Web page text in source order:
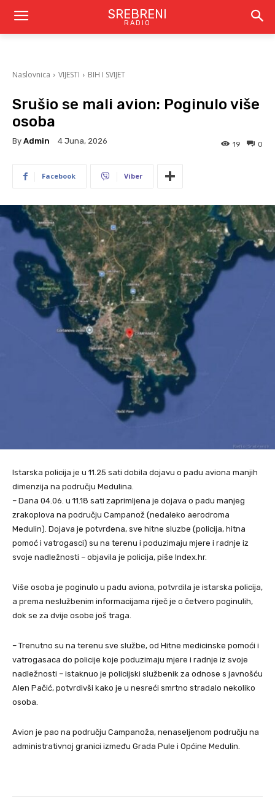
SREBRENI
RADIO
Naslovnica VIJESTI BIH I SVIJET
Srušio se mali avion: Poginulo više
osoba
By Admin 4 Juna, 2026 0
19
Facebook Viber
Istarska policija je u 11.25 sati dobila dojavu o padu aviona manjih
dimenzija na području Medulina.
– Dana 04.06. u 11.18 sati zaprimljena je dojava o padu manjeg
zrakoplova na području Campanož (nedaleko aerodroma
Medulin). Dojava je potvrđena, sve hitne sluzbe (policija, hitna
pomoć i vatrogasci) su na terenu i poduzimaju mjere i radnje iz
svoje nadležnosti – objavila je policija, piše Index.hr.
Više osoba je poginulo u padu aviona, potvrdila je istarska policija,
a prema neslužbenim informacijama riječ je o četvero poginulih,
dok se za dvije osobe još traga.
– Trenutno su na terenu sve službe, od Hitne medicinske pomoći i
vatrogasaca do policije koje poduzimaju mjere i radnje iz svoje
nadležnosti – istaknuo je policijski službenik za odnose s javnošću
Alen Pačić, potvrdivši kako je u nesreći smrtno stradalo nekoliko
osoba.
Avion je pao na području Campanoža, nenaseljenom području na
administrativnoj granici između Grada Pule i Općine Medulin.